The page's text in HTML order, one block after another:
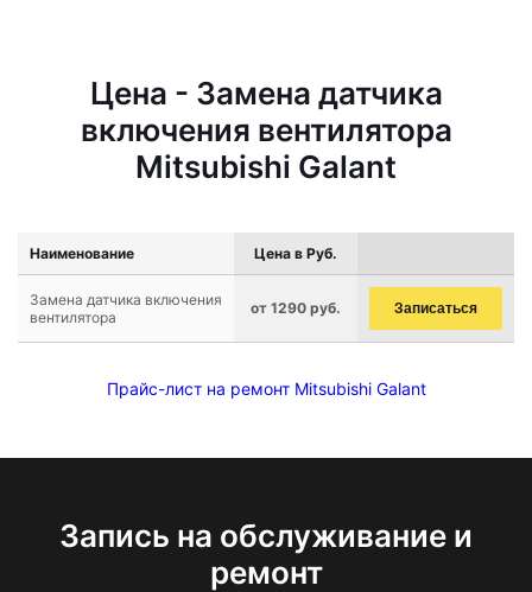
Цена - Замена датчика
включения вентилятора
Mitsubishi Galant
Наименование Цена в Руб.
Замена датчика включения
вентилятора
от 1290 руб. Записаться
Прайс-лист на ремонт Mitsubishi Galant
Запись на обслуживание и
ремонт